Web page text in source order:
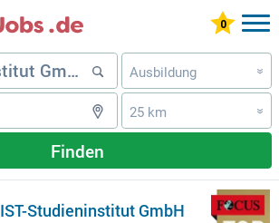
Ausbildung »
25 km »
Finden
Studieninstitut GmbH